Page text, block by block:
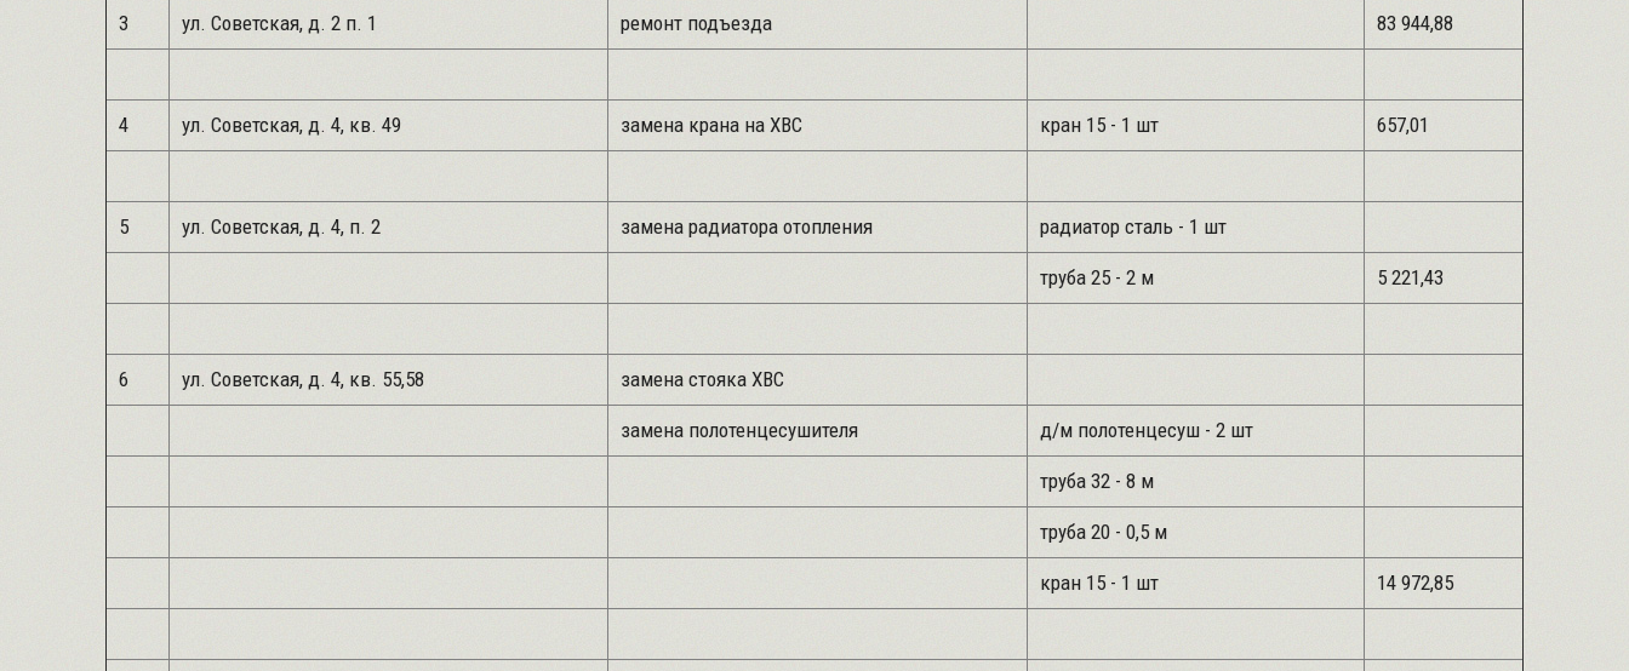
3 ул. Советская, д. 2 п. 1 ремонт подъезда 83 944,88
4 ул. Советская, д. 4, кв. 49 замена крана на ХВС кран 15 - 1 шт 657,01
5 ул. Советская, д. 4, п. 2 замена радиатора отопления радиатор сталь - 1 шт
труба 25 - 2 м 5 221,43
6 ул. Советская, д. 4, кв. 55,58 замена стояка ХВС
замена полотенцесушителя д/м полотенцесуш - 2 шт
труба 32 - 8 м
труба 20 - 0,5 м
кран 15 - 1 шт 14 972,85